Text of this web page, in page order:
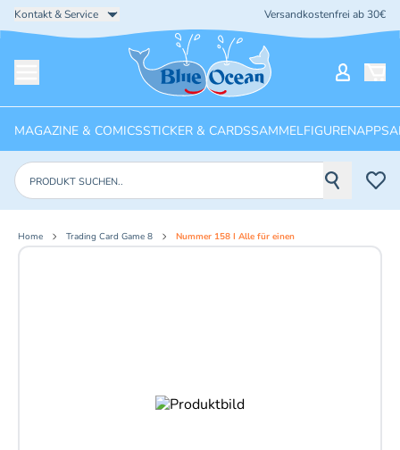
Kontakt & Service Versandkostenfrei ab 30€
Startseite
MAGAZINE & COMICSSTICKER & CARDSSAMMELFIGURENAPPS
Produkte suchen
Home Trading Card Game 8 Nummer 158 I Alle für einen